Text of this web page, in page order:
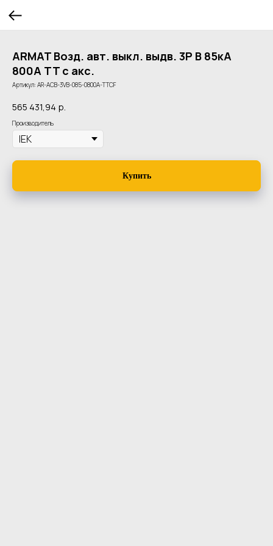
ARMAT Возд. авт. выкл. выдв. 3P B 85кА
800А TT с акс.
Артикул: AR-ACB-3VB-085-0800A-TTCF
565 431,94 р.
Производитель
Купить